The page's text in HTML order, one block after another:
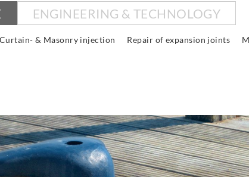
ENGINEERING & TECHNOLOGY
Curtain- & Masonry injection Repair of expansion joints